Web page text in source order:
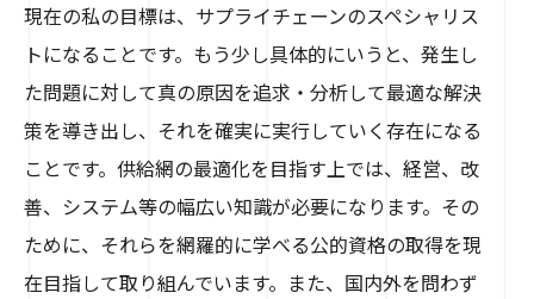
現在の私の目標は、サプライチェーンのスペシャリス
トになることです。もう少し具体的にいうと、発生し
た問題に対して真の原因を追求・分析して最適な解決
策を導き出し、それを確実に実行していく存在になる
ことです。供給網の最適化を目指す上では、経営、改
善、システム等の幅広い知識が必要になります。その
ために、それらを網羅的に学べる公的資格の取得を現
在目指して取り組んでいます。また、国内外を問わず